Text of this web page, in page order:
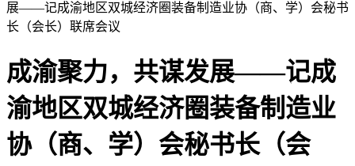
展——记成渝地区双城经济圈装备制造业协（商、学）会秘书
长（会长）联席会议
成渝聚力，共谋发展——记成
渝地区双城经济圈装备制造业
协（商、学）会秘书长（会